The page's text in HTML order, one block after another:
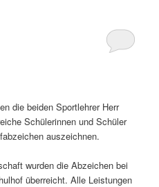
die beiden Sportlehrer Herr
Schülerinnen und Schüler
auszeichnen.
wurden die Abzeichen bei
überreicht. Alle Leistungen